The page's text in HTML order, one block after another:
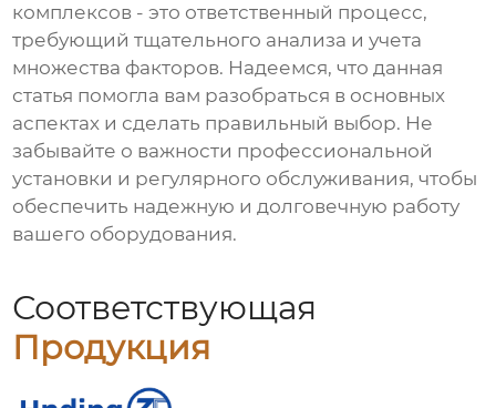
комплексов - это ответственный процесс,
требующий тщательного анализа и учета
множества факторов. Надеемся, что данная
статья помогла вам разобраться в основных
аспектах и сделать правильный выбор. Не
забывайте о важности профессиональной
установки и регулярного обслуживания, чтобы
обеспечить надежную и долговечную работу
вашего оборудования.
Соответствующая
Продукция